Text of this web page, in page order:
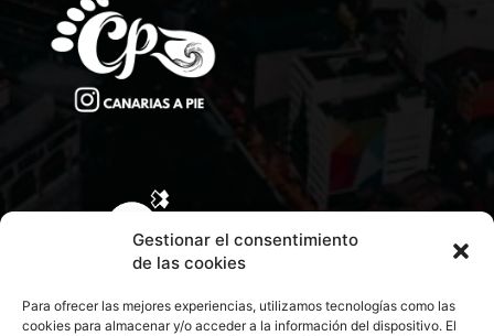
Gestionar el consentimiento
de las cookies
Para ofrecer las mejores experiencias, utilizamos tecnologías como las
cookies para almacenar y/o acceder a la información del dispositivo. El